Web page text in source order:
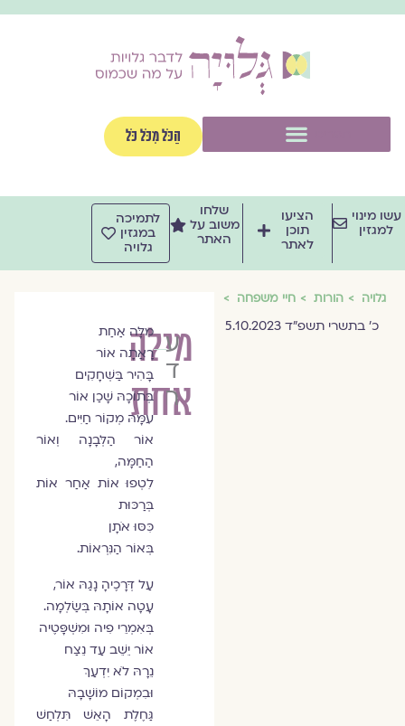
הַכֹּל מִכֹּל כֹּל
מינוי
למגזין
הציעו
תוכן
לאתר
שלחו
משוב על
האתר
לתמיכה
במגזין
גלויה
גלויה הורות חיי משפחה
כ׳ בתשרי תשפ״ד 5.10.2023
מילה
אחת
עמית
דרבקין
חן
מִלָּה אַחַת
רָאֲתָה אוֹר
בָּהִיר בַּשְּׁחָקִים
בְּתוֹכָהּ שָׁכַן אוֹר
עִמָּהּ מְקוֹר חַיִּים.
אוֹר הַלְּבָנָה וְאוֹר
הַחַמָּה,
לִטְפוּ אוֹת אַחַר אוֹת
בְּרַכּוּת
כִּסּוּ אֹתָן
בְּאוֹר הַנִּרְאוֹת.
עַל דְּרָכֶיהָ נָגַהּ אוֹר,
עָטָה אוֹתָהּ בְּשַׂלְמָה.
בְּאִמְרֵי פִיה וּמִשְׁפָּטֶיה
אוֹר יֵשֵׁב עַד נֵצַח
נֵרָהּ לֹא יִדְעַךְ
וּבִמְקוֹם מוֹשָׁבָהּ
גַּחֶלֶת הָאֵשׁ תִּלְחַשׁ